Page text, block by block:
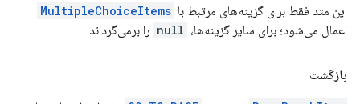
این متد فقط برای گزینه‌های مرتبط با MultipleChoiceItems
اعمال می‌شود؛ برای سایر گزینه‌ها، null را برمی‌گرداند.
بازگشت